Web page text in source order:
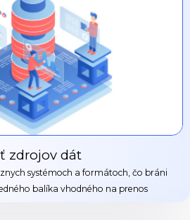
zdrojov dát
systémoch a formátoch, čo bráni
balíka vhodného na prenos